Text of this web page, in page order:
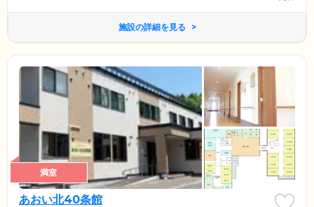
施設の詳細を見る
満室
あおい北40条館